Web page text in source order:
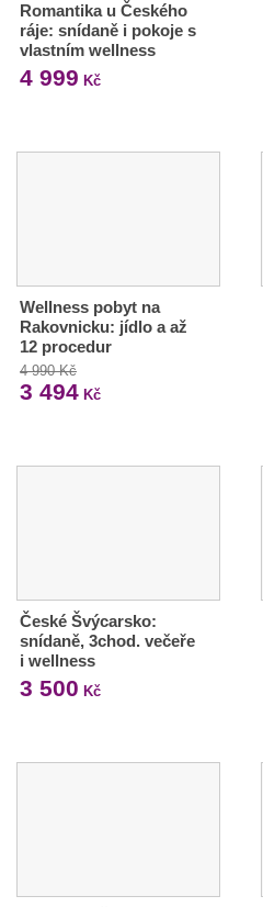
Romantika u Českého
ráje: snídaně i pokoje s
vlastním wellness
4 999 Kč
Wellness pobyt na
Rakovnicku: jídlo a až
12 procedur
4 990 Kč
3 494 Kč
České Švýcarsko:
snídaně, 3chod. večeře
i wellness
3 500 Kč